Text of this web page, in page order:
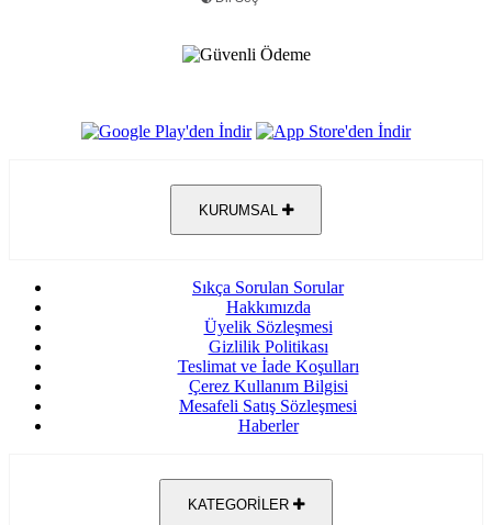
KURUMSAL
Sıkça Sorulan Sorular
Hakkımızda
Üyelik Sözleşmesi
Gizlilik Politikası
Teslimat ve İade Koşulları
Çerez Kullanım Bilgisi
Mesafeli Satış Sözleşmesi
Haberler
KATEGORİLER